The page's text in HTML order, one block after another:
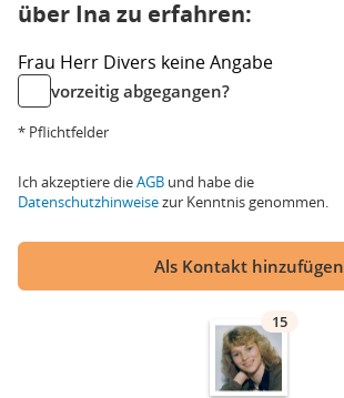
über Ina zu erfahren:
Frau Herr Divers keine Angabe
vorzeitig abgegangen?
* Pflichtfelder
Ich akzeptiere dieAGB und habe die
Datenschutzhinweisezur Kenntnis genommen.
Als Kontakt hinzufügen
15